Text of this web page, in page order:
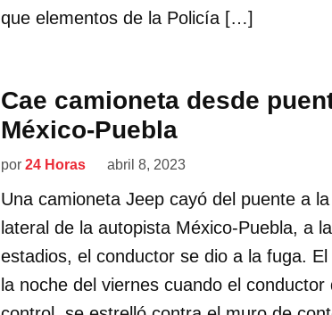
que elementos de la Policía […]
Cae camioneta desde
México-Puebla
por 24 Horas abril 8, 2023
Una camioneta Jeep cayó del puente a
lateral de la autopista México-Puebla, a
estadios, el conductor se dio a la fuga.
la noche del viernes cuando el conductor